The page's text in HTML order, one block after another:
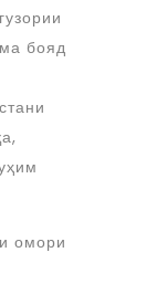
бояд
омори